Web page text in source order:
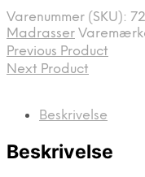
Varenummer (SKU):
Madrasser
Previous Product
Next Product
Beskrivelse
Beskrivelse